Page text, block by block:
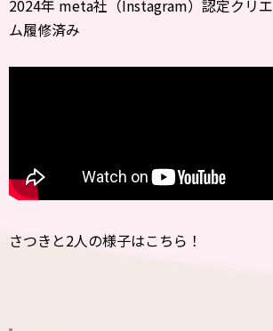
2024年 meta社（Instagram）認定クリ
ム履修済み
さつきと2人の様子はこちら！